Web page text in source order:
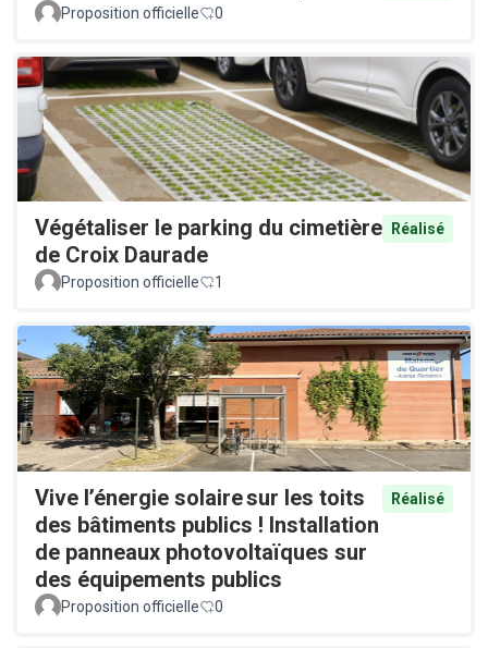
Proposition officielle
0
Végétaliser le parking du cimetière
de Croix Daurade
Réalisé
Proposition officielle 1
Vive l’énergie solaire sur les toits
des bâtiments publics ! Installation
de panneaux photovoltaïques sur
des équipements publics
Réalisé
Proposition officielle 0